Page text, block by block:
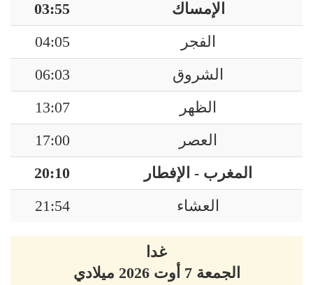
الإمساك
03:55
الفجر
04:05
الشروق
06:03
الظهر
13:07
العصر
17:00
المغرب - الإفطار
20:10
العشاء
21:54
غدا
الجمعة 7 أوت 2026 ميلادي